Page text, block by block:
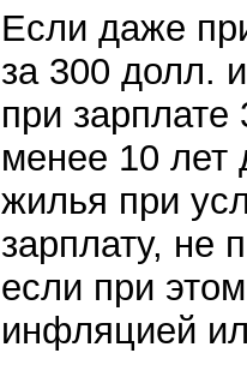
Если даже
за 300 долл.
при
менее 10 лет
жилья при
зарплату, не
если при
инфляцией